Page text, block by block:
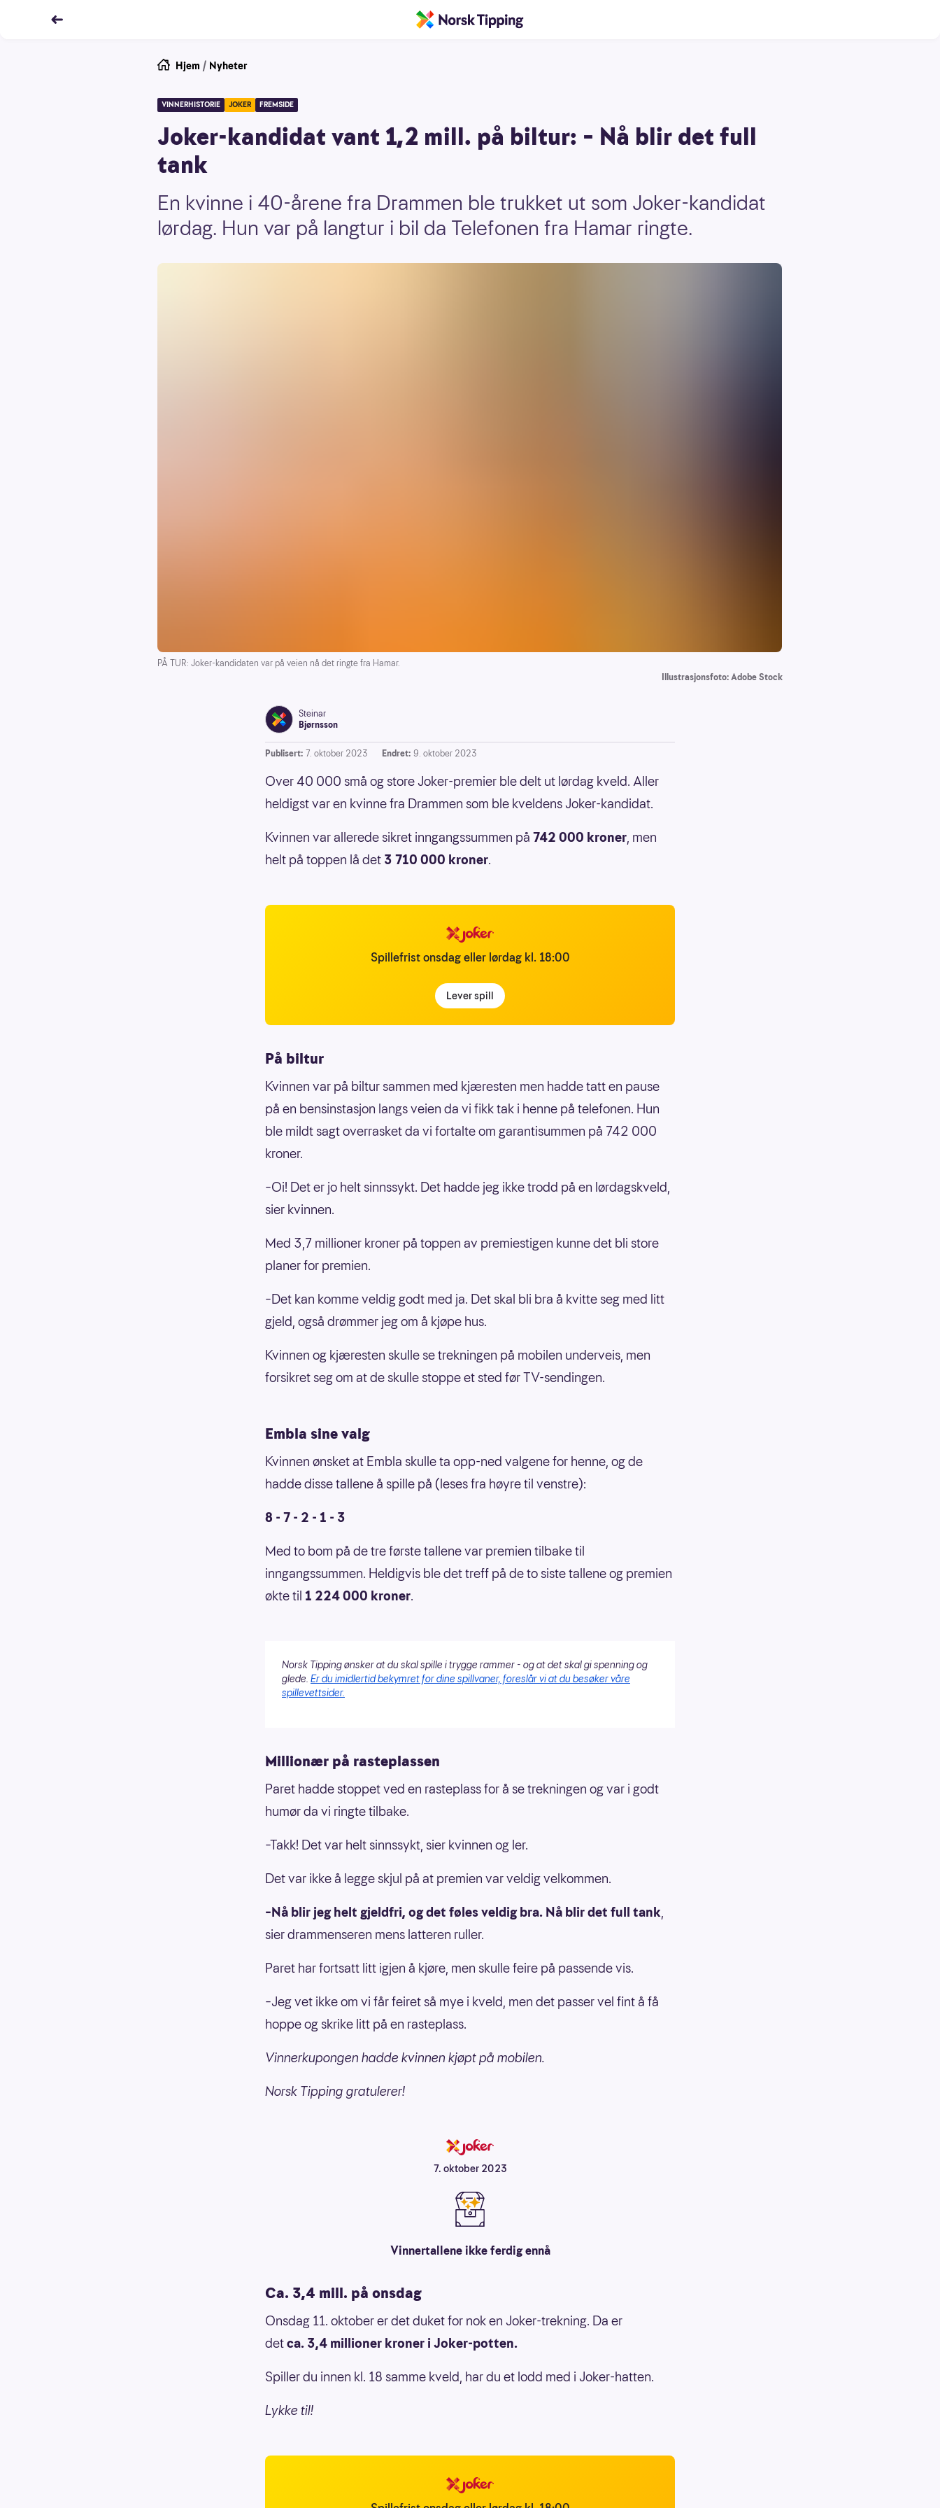
Hjem / Nyheter
VINNERHISTORIE JOKER FREMSIDE
Joker-kandidat vant 1,2 mill. på biltur: – Nå blir det full
tank
En kvinne i 40-årene fra Drammen ble trukket ut som Joker-kandidat
lørdag. Hun var på langtur i bil da Telefonen fra Hamar ringte.
PÅ TUR: Joker-kandidaten var på veien nå det ringte fra Hamar.
Illustrasjonsfoto: Adobe Stock
Steinar
Bjørnsson
Publisert: 7. oktober 2023 Endret: 9. oktober 2023
Over 40 000 små og store Joker-premier ble delt ut lørdag kveld. Aller
heldigst var en kvinne fra Drammen som ble kveldens Joker-kandidat.
Kvinnen var allerede sikret inngangssummen på 742 000 kroner, men
helt på toppen lå det 3 710 000 kroner.
Spillefrist onsdag eller lørdag kl. 18:00
Lever spill
På biltur
Kvinnen var på biltur sammen med kjæresten men hadde tatt en pause
på en bensinstasjon langs veien da vi fikk tak i henne på telefonen. Hun
ble mildt sagt overrasket da vi fortalte om garantisummen på 742 000
kroner.
–Oi! Det er jo helt sinnssykt. Det hadde jeg ikke trodd på en lørdagskveld,
sier kvinnen.
Med 3,7 millioner kroner på toppen av premiestigen kunne det bli store
planer for premien.
–Det kan komme veldig godt med ja. Det skal bli bra å kvitte seg med litt
gjeld, også drømmer jeg om å kjøpe hus.
Kvinnen og kjæresten skulle se trekningen på mobilen underveis, men
forsikret seg om at de skulle stoppe et sted før TV-sendingen.
Embla sine valg
Kvinnen ønsket at Embla skulle ta opp-ned valgene for henne, og de
hadde disse tallene å spille på (leses fra høyre til venstre):
8 - 7 - 2 - 1 - 3
Med to bom på de tre første tallene var premien tilbake til
inngangssummen. Heldigvis ble det treff på de to siste tallene og premien
økte til 1 224 000 kroner.
Norsk Tipping ønsker at du skal spille i trygge rammer - og at det skal gi spenning og
glede. Er du imidlertid bekymret for dine spillvaner, foreslår vi at du besøker våre
spillevettsider.
Millionær på rasteplassen
Paret hadde stoppet ved en rasteplass for å se trekningen og var i godt
humør da vi ringte tilbake.
–Takk! Det var helt sinnssykt, sier kvinnen og ler.
Det var ikke å legge skjul på at premien var veldig velkommen.
–Nå blir jeg helt gjeldfri, og det føles veldig bra. Nå blir det full tank,
sier drammenseren mens latteren ruller.
Paret har fortsatt litt igjen å kjøre, men skulle feire på passende vis.
–Jeg vet ikke om vi får feiret så mye i kveld, men det passer vel fint å få
hoppe og skrike litt på en rasteplass.
Vinnerkupongen hadde kvinnen kjøpt på mobilen.
Norsk Tipping gratulerer!
7. oktober 2023
Vinnertallene ikke ferdig ennå
Ca. 3,4 mill. på onsdag
Onsdag 11. oktober er det duket for nok en Joker-trekning. Da er
detca. 3,4 millioner kroner i Joker-potten.
Spiller du innen kl. 18 samme kveld, har du et lodd med i Joker-hatten.
Lykke til!